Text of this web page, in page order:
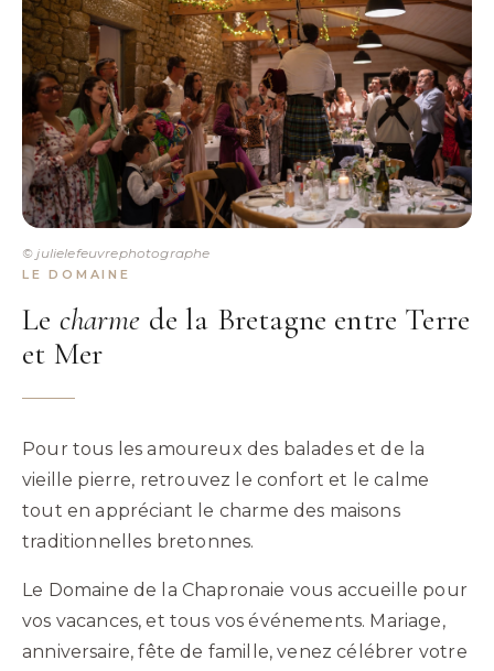
© julielefeuvrephotographe
LE DOMAINE
Le charme de la Bretagne entre Terre
et Mer
Pour tous les amoureux des balades et de la
vieille pierre, retrouvez le confort et le calme
tout en appréciant le charme des maisons
traditionnelles bretonnes.
Le Domaine de la Chapronaie vous accueille pour
vos vacances, et tous vos événements. Mariage,
anniversaire, fête de famille, venez célébrer votre